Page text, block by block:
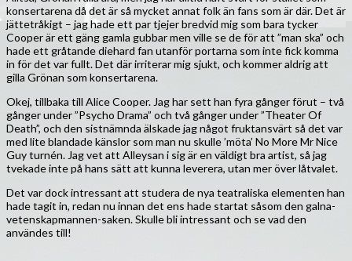
konsertarena då det är så mycket annat folk än fans som är där. Det är
jättetråkigt – jag hade ett par tjejer bredvid mig som bara tycker
Cooper är ett gäng gamla gubbar men ville se de för att ”man ska” och
hade ett gråtande diehard fan utanför portarna som inte fick komma
in för det var fullt. Det där irriterar mig sjukt, och kommer aldrig att
gilla Grönan som konsertarena.
Okej, tillbaka till Alice Cooper. Jag har sett han fyra gånger förut – två
gånger under ”Psycho Drama” och två gånger under ”Theater Of
Death”, och den sistnämnda älskade jag något fruktansvärt så det var
med lite blandade känslor som man nu skulle ’möta’ No More Mr Nice
Guy turnén. Jag vet att Alleysan i sig är en väldigt bra artist, så jag
tvekade inte på hans sätt att kunna leverera, utan mer över låtvalet.
Det var dock intressant att studera de nya teatraliska elementen han
hade tagit in, redan nu innan det ens hade startat såsom den galna-
vetenskapmannen-saken. Skulle bli intressant och se vad den
användes till!